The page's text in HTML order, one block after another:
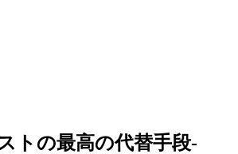
トの最高の代替手段-